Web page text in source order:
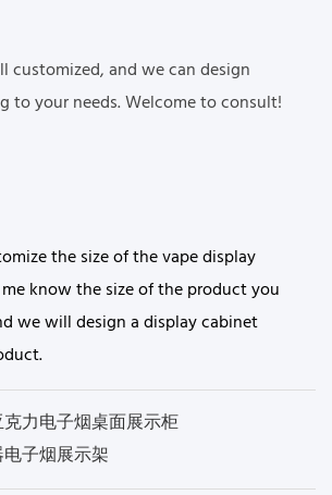
customized, and we can design
to your needs. Welcome to consult!
the size of the vape display
know the size of the product you
we will design a display cabinet
力电子烟桌面展示柜
子烟展示架